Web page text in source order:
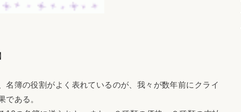
簿の役割がよく表れているのが、我々が数年前にクライ
である。